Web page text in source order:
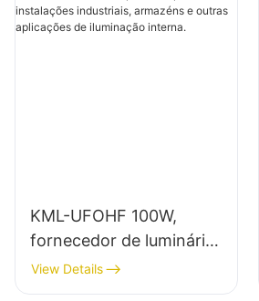
KML-UFOHF 100W,
fornecedor de luminária
LED de alta potência
para instalações
View Details